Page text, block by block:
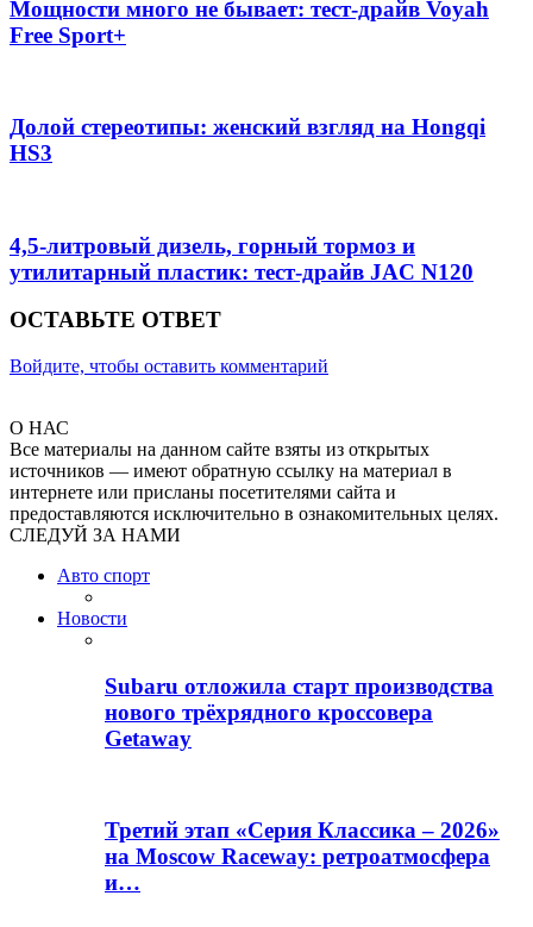
Мощности много не бывает: тест-драйв Voyah
Free Sport+
Долой стереотипы: женский взгляд на Hongqi
HS3
4,5-литровый дизель, горный тормоз и
утилитарный пластик: тест-драйв JAC N120
ОСТАВЬТЕ ОТВЕТ
Войдите, чтобы оставить комментарий
О НАС
Все материалы на данном сайте взяты из открытых
источников — имеют обратную ссылку на материал в
интернете или присланы посетителями сайта и
предоставляются исключительно в ознакомительных целях.
СЛЕДУЙ ЗА НАМИ
Авто спорт
Новости
Subaru отложила старт производства
нового трёхрядного кроссовера
Getaway
Третий этап «Серия Классика – 2026»
на Moscow Raceway: ретроатмосфера
и…